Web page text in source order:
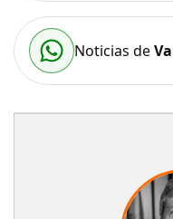
Noticias de